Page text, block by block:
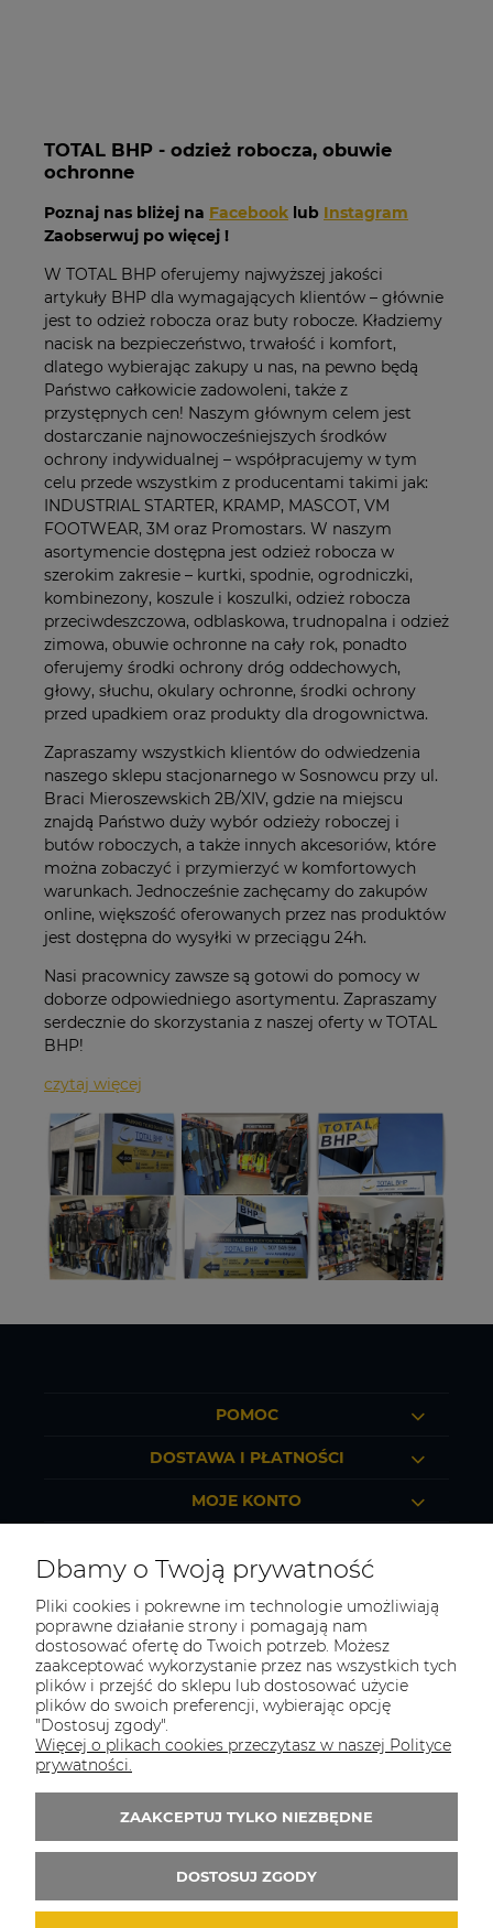
TOTAL BHP - odzież robocza, obuwie
ochronne
Poznaj nas bliżej na Facebook lub Instagram
Zaobserwuj po więcej !
W TOTAL BHP oferujemy najwyższej jakości
artykuły BHP dla wymagających klientów – głównie
jest to odzież robocza oraz buty robocze. Kładziemy
nacisk na bezpieczeństwo, trwałość i komfort,
dlatego wybierając zakupy u nas, na pewno będą
Państwo całkowicie zadowoleni, także z
przystępnych cen! Naszym głównym celem jest
dostarczanie najnowocześniejszych środków
ochrony indywidualnej – współpracujemy w tym
celu przede wszystkim z producentami takimi jak:
INDUSTRIAL STARTER, KRAMP, MASCOT, VM
FOOTWEAR, 3M oraz Promostars. W naszym
asortymencie dostępna jest odzież robocza w
szerokim zakresie – kurtki, spodnie, ogrodniczki,
kombinezony, koszule i koszulki, odzież robocza
przeciwdeszczowa, odblaskowa, trudnopalna i odzież
zimowa, obuwie ochronne na cały rok, ponadto
oferujemy środki ochrony dróg oddechowych,
głowy, słuchu, okulary ochronne, środki ochrony
przed upadkiem oraz produkty dla drogownictwa.
Zapraszamy wszystkich klientów do odwiedzenia
naszego sklepu stacjonarnego w Sosnowcu przy ul.
Braci Mieroszewskich 2B/XIV, gdzie na miejscu
znajdą Państwo duży wybór odzieży roboczej i
butów roboczych, a także innych akcesoriów, które
można zobaczyć i przymierzyć w komfortowych
warunkach. Jednocześnie zachęcamy do zakupów
online, większość oferowanych przez nas produktów
jest dostępna do wysyłki w przeciągu 24h.
Nasi pracownicy zawsze są gotowi do pomocy w
doborze odpowiedniego asortymentu. Zapraszamy
serdecznie do skorzystania z naszej oferty w TOTAL
BHP!
czytaj więcej
POMOC
DOSTAWA I PŁATNOŚCI
MOJE KONTO
TOTAL BHP
Odwiedź nasz sklep
Sosnowiec, ul. Braci Mieroszewskich 2B/XIV
Tel.:
507549566
Zapisz się do newslettera
Dbamy o Twoją prywatność
Pliki cookies i pokrewne im technologie umożliwiają
poprawne działanie strony i pomagają nam
dostosować ofertę do Twoich potrzeb. Możesz
zaakceptować wykorzystanie przez nas wszystkich tych
plików i przejść do sklepu lub dostosować użycie
plików do swoich preferencji, wybierając opcję
"Dostosuj zgody".
Więcej o plikach cookies przeczytasz w naszej Polityce
prywatności.
ZAAKCEPTUJ TYLKO NIEZBĘDNE
DOSTOSUJ ZGODY